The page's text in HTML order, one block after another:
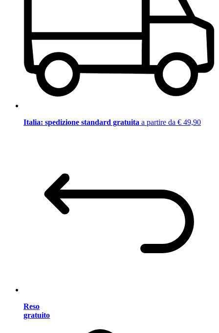
Italia: spedizione standard gratuita a partire da € 49,90
Reso
gratuito